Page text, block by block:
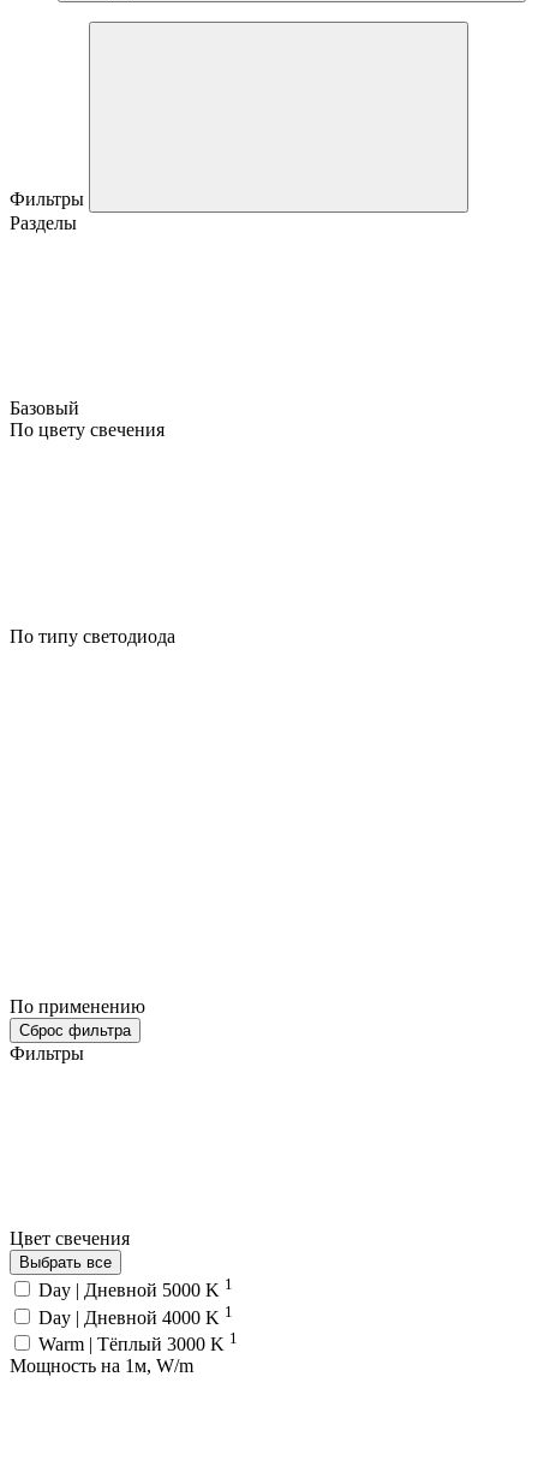
Фильтры
Разделы
Базовый
По цвету свечения
По типу светодиода
По применению
Сброс фильтра
Фильтры
Цвет свечения
Выбрать все
Day | Дневной 5000 K 1
Day | Дневной 4000 K 1
Warm | Тёплый 3000 K 1
Мощность на 1м, W/m